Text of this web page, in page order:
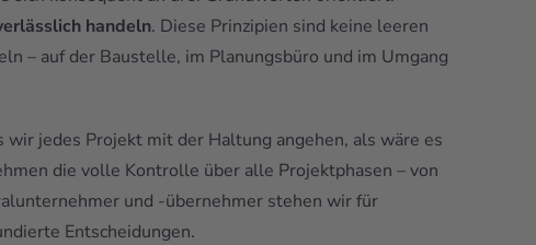
handeln. Diese Prinzipien sind keine leeren
– auf der Baustelle, im Planungsbüro und im Umgang
wir jedes Projekt mit der Haltung angehen, als wäre es
die volle Kontrolle über alle Projektphasen – von
und -übernehmer stehen wir für
Entscheidungen.